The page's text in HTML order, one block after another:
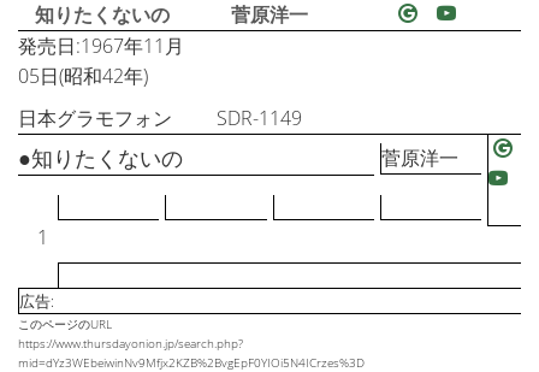
知りたくないの
菅原洋一
発売日:1967年11月
05日(昭和42年)
日本グラモフォン
SDR-1149
1
●知りたくないの 菅原洋一
広告:
このページのURL
https://www.thursdayonion.jp/search.php?
mid=dYz3WEbeiwinNv9Mfjx2KZB%2BvgEpF0YIOi5N4ICrzes%3D